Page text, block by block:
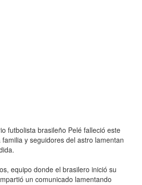
futbolista brasileño Pelé falleció este
y seguidores del astro lamentan
equipo donde el brasilero inició su
un comunicado lamentando